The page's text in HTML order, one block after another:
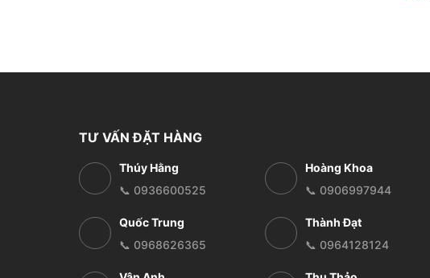
TƯ VẤN ĐẶT HÀNG
Thúy Hằng
📞 0936600525
Hoàng Khoa
📞 0906997944
Quốc Trung
📞 0968626365
Thành Đạt
📞 0964128124